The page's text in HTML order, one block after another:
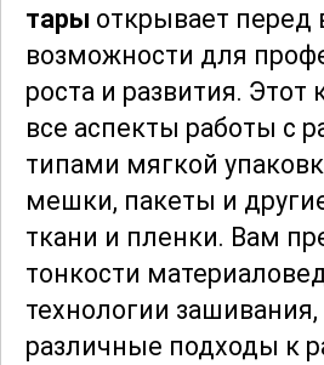
тары открывает
возможности для
роста и развития. Этот
все аспекты работы с
типами мягкой
мешки, пакеты и
ткани и пленки. Вам
тонкости
технологии зашивания,
различные подходы к